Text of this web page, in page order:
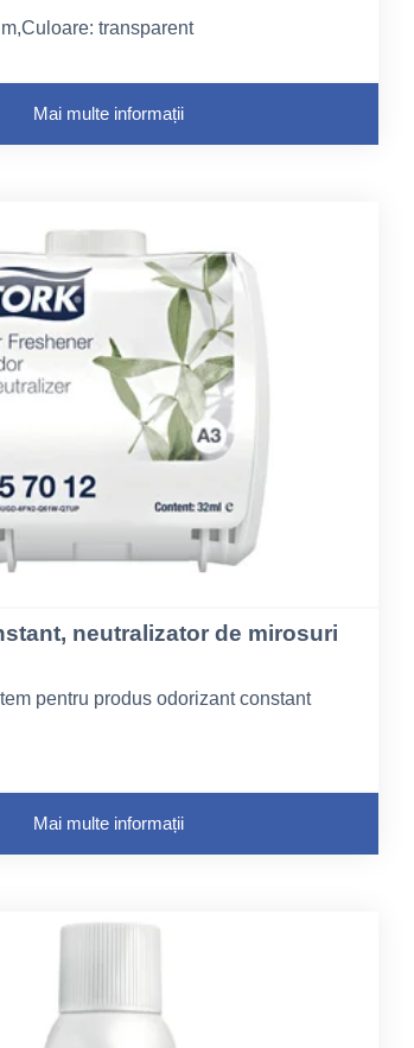
transparent
Mai multe informații
neutralizator de mirosuri
pentru produs odorizant constant
Mai multe informații